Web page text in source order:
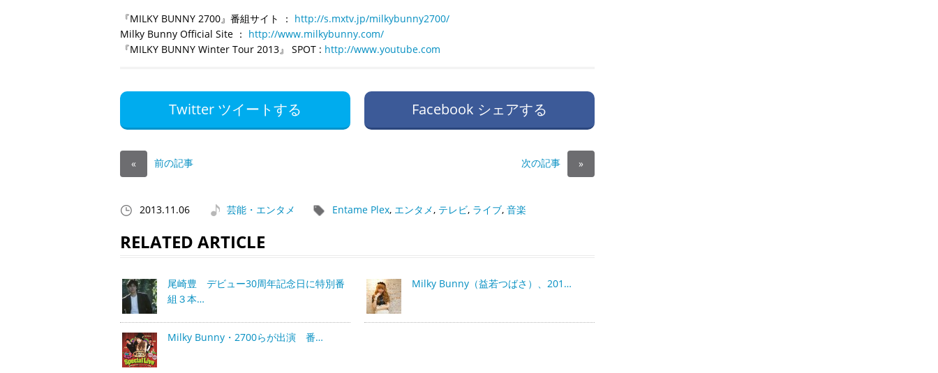
『MILKY BUNNY 2700』番組サイト ： http://s.mxtv.jp/milkybunny2700/
Milky Bunny Official Site ： http://www.milkybunny.com/
『MILKY BUNNY Winter Tour 2013』 SPOT : http://www.youtube.com
Twitter ツイートする Facebook シェアする
« 前の記事 次の記事 »
2013.11.06 芸能・エンタメ Entame Plex, エンタメ, テレビ, ライブ, 音楽
RELATED ARTICLE
尾崎豊 デビュー30周年記念日に特別番
組３本…
Milky Bunny（益若つばさ）、201…
Milky Bunny・2700らが出演 番…